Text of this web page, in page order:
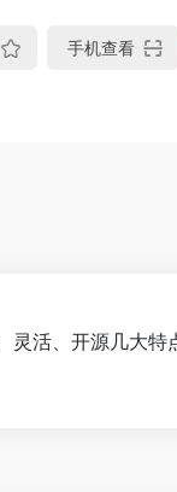
手机查看
活、开源几大